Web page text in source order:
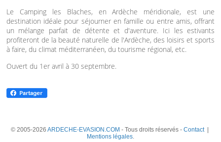
Le Camping les Blaches, en Ardèche méridionale, est une
destination idéale pour séjourner en famille ou entre amis, offrant
un mélange parfait de détente et d'aventure. Ici les estivants
profiteront de la beauté naturelle de l'Ardèche, des loisirs et sports
à faire, du climat méditerranéen, du tourisme régional, etc.
Ouvert du 1er avril à 30 septembre.
© 2005-2026 ARDECHE-EVASION.COM - Tous droits réservés - Contact|
Mentions légales.